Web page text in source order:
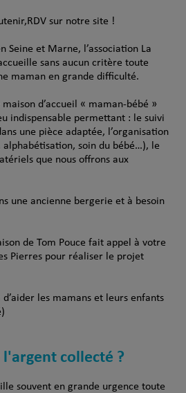
sur notre site !
Seine et Marne, l’association La
sans aucun critère toute
maman en grande difficulté.
d’accueil « maman-bébé »
indispensable permettant : le suivi
une pièce adaptée, l’organisation
soin du bébé…), le
que nous offrons aux
une ancienne bergerie et à besoin
de Tom Pouce fait appel à votre
Pierres pour réaliser le projet
les mamans et leurs enfants
collecté ?
souvent en grande urgence toute